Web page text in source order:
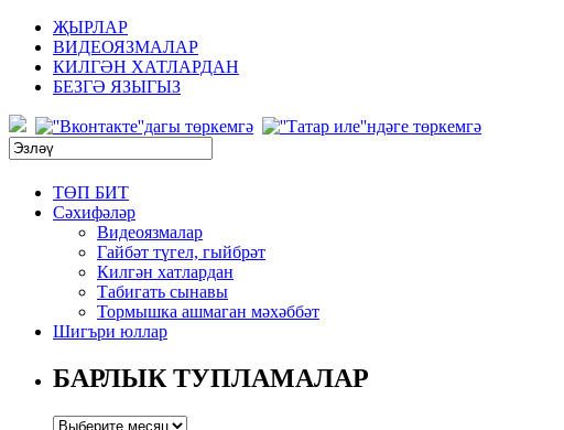
ҖЫРЛАР
ВИДЕОЯЗМАЛАР
КИЛГӘН ХАТЛАРДАН
БЕЗГӘ ЯЗЫГЫЗ
ТӨП БИТ
Сәхифәләр
Видеоязмалар
Гайбәт түгел, гыйбрәт
Килгән хатлардан
Табигать сынавы
Тормышка ашмаган мәхәббәт
Шигъри юллар
БАРЛЫК ТУПЛАМАЛАР